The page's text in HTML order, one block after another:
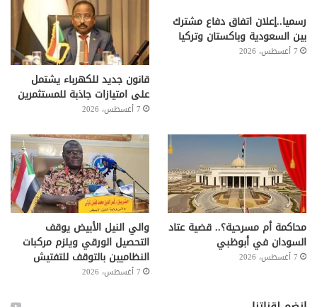
رسميا..إعلان اتفاق دفاع مشترك
بين السعودية وباكستان وتركيا
7 أغسطس، 2026
قانون جديد للكهرباء يشتمل
على امتيازات جاذبة للمستثمرين
7 أغسطس، 2026
محاكمة أم مسرحية؟.. قضية عتاد
السودان في أبوظبي
7 أغسطس، 2026
والي النيل الأبيض يوقف
التحصيل الورقي ويلزم مركبات
النظاميين بالتوقف للتفتيش
7 أغسطس، 2026